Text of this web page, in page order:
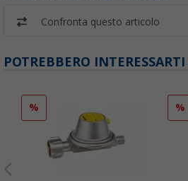
Confronta questo articolo
POTREBBERO
% %